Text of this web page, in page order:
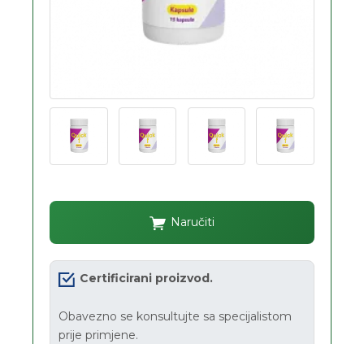
Naručiti
Certificirani proizvod.
Obavezno se konsultujte sa specijalistom
prije primjene.